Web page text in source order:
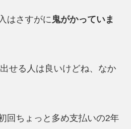
はさすがに 鬼がかっていま
せる人は良いけどね、なか
回ちょっと多め支払いの2年